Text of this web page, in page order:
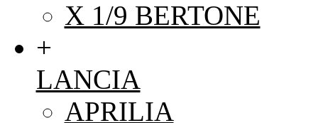
X 1/9 BERTONE
+
LANCIA
APRILIA